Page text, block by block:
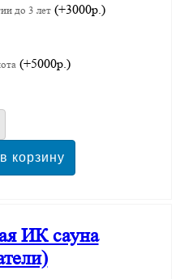
до 3 лет(+3000р.)
(+5000р.)
ИК сауна